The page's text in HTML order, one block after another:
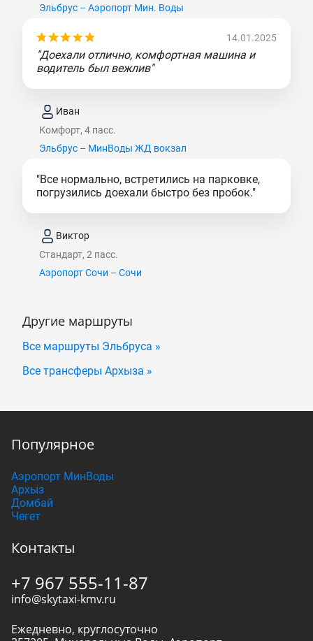
Эльбрус – Аэропорт Мин. Воды
14.01.2025
"Доехали отлично, комфортная машина и
водитель был вежлив"
Иван
Комфорт, 4 пасс.
Эльбрус – МинВоды ЖД вокзал
"Все нормально, встретились на парковке,
погрузились доехали быстро без пробок."
Виктор
Стандарт, 2 пасс.
Аэропорт Сочи – Сочи
Другие маршруты
Все маршруты Эльбруса »
Все трансферы Архыза »
Популярное
Аэропорт МинВоды
Архыз
Домбай
Чегет
Контакты
+7 967 555-11-87
info@skytaxi-kmv.ru
Ежедневно, круглосуточно